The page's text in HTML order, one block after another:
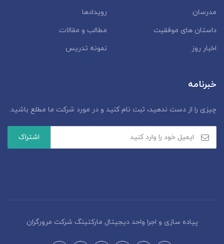
مدرسان
رویدادها
داستان‌ های موفقیت
مطالب و مقالات
اخبار روز
نمونه تدریس
خبرنامه
چیزی را از دست ندهید، ثبت نام کنید و در مورد شرکت ما مطلع باشید.
پیاده سازی و اجرا واحد دیجیتال مارکتینگ شرکت مرورگران